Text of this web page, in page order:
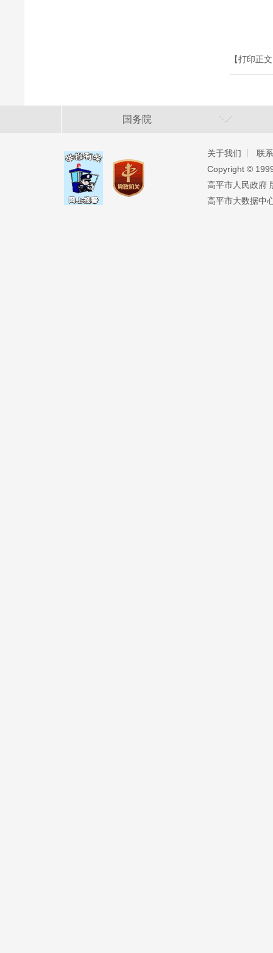
【打印正
国务院
关于我们
联
Copyright ©️
高平市人民政府
高平市大数据